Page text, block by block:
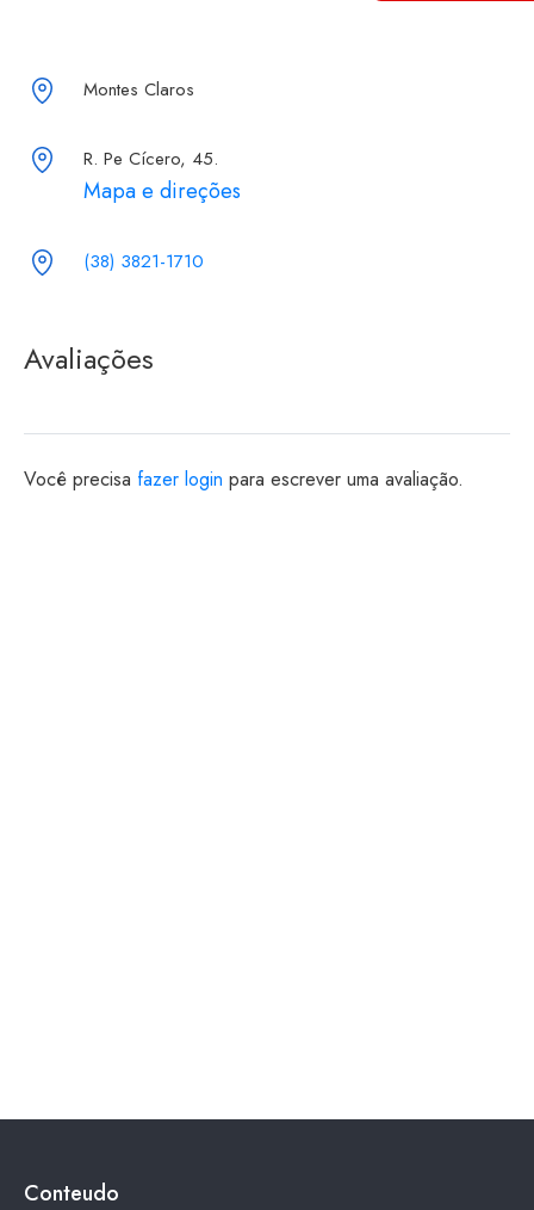
Montes Claros
R. Pe Cícero, 45.
Mapa e direções
(38) 3821-1710
Avaliações
Você precisa fazer login para escrever uma avaliação.
Conteudo